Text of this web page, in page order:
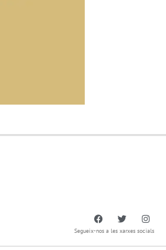
Segueix-nos a les xarxes socials